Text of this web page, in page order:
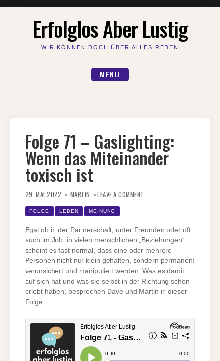
Erfolglos Aber Lustig
WIR KÖNNEN DOCH ÜBER ALLES REDEN
MENU
Folge 71 – Gaslighting:
Wenn das Miteinander
toxisch ist
29. MAI 2022 MARTIN LEAVE A COMMENT
MITEINANDER
TOXISCH
IST
FOLGE LEBEN MEINUNG
Egal ob in der Partnerschaft, unter Freunden oder oft
auch im Job: in vielen menschlichen „Beziehungen“
scheint es fast normal, dass eine oder mehrere
Personen nicht nur klein gehalten, sondern permanent
verunsichert und manipuliert werden. Was es damit
auf sich hat und was sie selbst in der Richtung schon
erlebt haben, besprechen Dave und Martin in dieser
Folge.